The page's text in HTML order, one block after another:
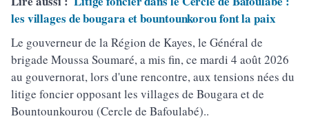
les villages de bougara et bountounkorou font la paix
Le gouverneur de la Région de Kayes, le Général de
brigade Moussa Soumaré, a mis fin, ce mardi 4 août 2026
au gouvernorat, lors d'une rencontre, aux tensions nées du
litige foncier opposant les villages de Bougara et de
Bountounkourou (Cercle de Bafoulabé)..